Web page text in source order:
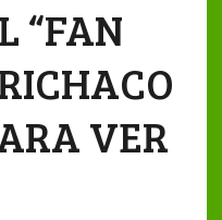
“FAN
VER